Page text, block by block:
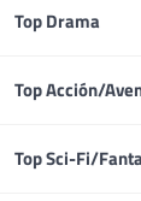
Sonoras
Top Drama
Top Acción/
Top Sci-Fi/
GUIONISTAS